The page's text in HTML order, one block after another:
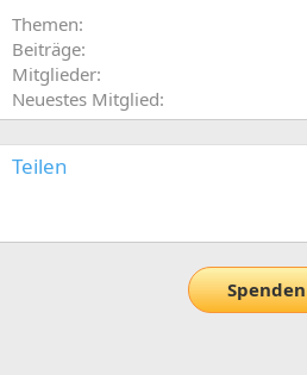
Themen
Beiträge
Mitglieder
Neuestes Mitglied
Teilen
Spenden